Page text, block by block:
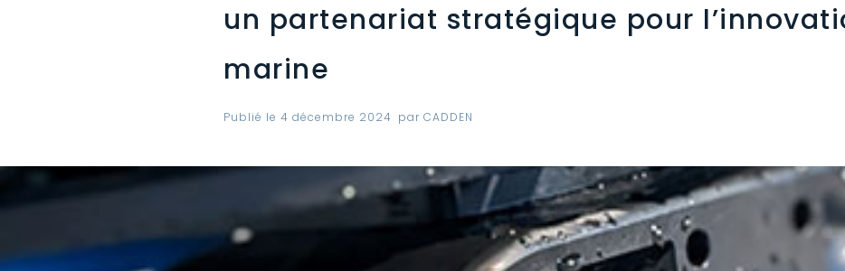
un partenariat stratégique pour
marine
Publié le 4 décembre 2024 par CADDEN